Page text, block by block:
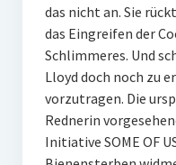
das nicht an. Sie
das Eingreifen der
Schlimmeres. Und
Lloyd doch noch zu
vorzutragen. Die
Rednerin
Initiative SOME OF